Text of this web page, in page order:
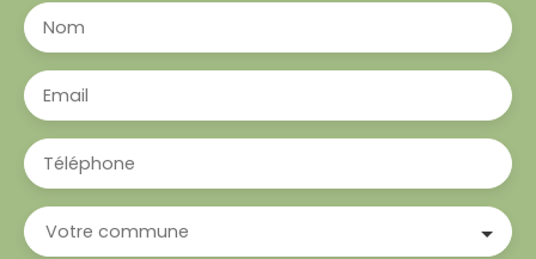
Nom
Email
Téléphone
Votre commune